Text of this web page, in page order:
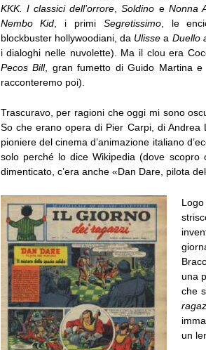
KKK. I classici dell’orrore ,Soldino e Nonna
Nembo Kid , i primi Segretissimo, le
blockbuster hollywoodiani, da Ulisse a Duello
i dialoghi nelle nuvolette). Ma il clou era
Pecos Bill, gran fumetto di Guido Martina e
racconteremo poi).
Trascuravo, per ragioni che oggi mi sono
So che erano opera di Pier Carpi, di
pioniere del cinema d’animazione italiano
solo perché lo dice Wikipedia (dove
dimenticato, c’era anche «Dan Dare, pilota
una
che
un